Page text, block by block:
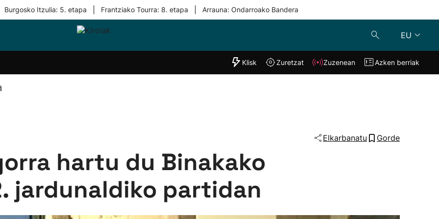
Burgosko Itzulia: 5. etapa Frantziako Tourra: 8. etapa Arrauna: Ondarroako Bandera
EU
Taldeak
"Helmuga"
Klisk Zuzenean
Klisk Zuretzat Zuzenean Azken berriak
Elkarbanatu Gorde
hartu du Binakako
jardunaldiko partidan